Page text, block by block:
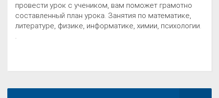
провести урок с учеником, вам поможет грамотно
составленный план урока. Занятия по математике,
литературе, физике, информатике, химии, психологии.